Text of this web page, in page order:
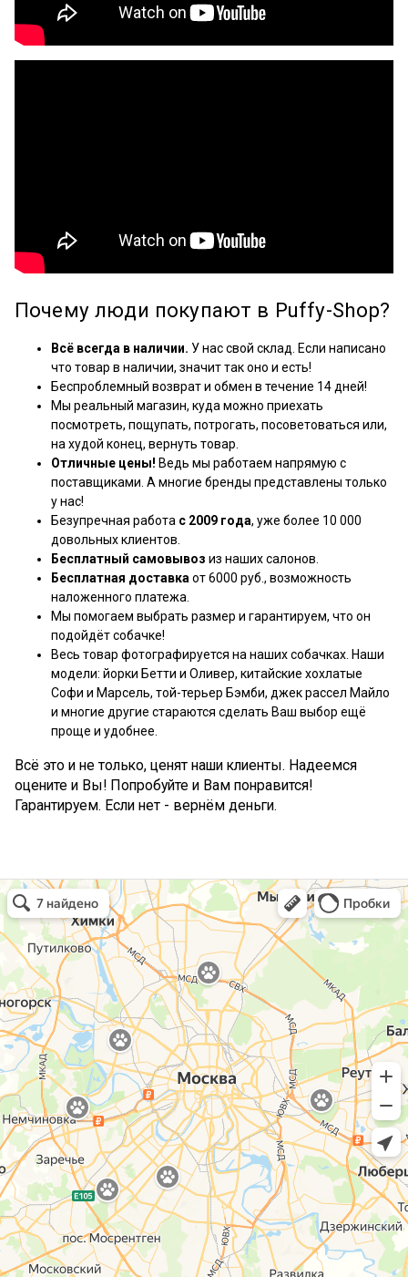
Почему люди покупают в Puffy-Shop?
Всё всегда в наличии. У нас свой склад. Если написано
что товар в наличии, значит так оно и есть!
Беспроблемный возврат и обмен в течение 14 дней!
Мы реальный магазин, куда можно приехать
посмотреть, пощупать, потрогать, посоветоваться или,
на худой конец, вернуть товар.
Отличные цены! Ведь мы работаем напрямую с
поставщиками. А многие бренды представлены только
у нас!
Безупречная работа с 2009 года, уже более 10 000
довольных клиентов.
Бесплатный самовывоз из наших салонов.
Бесплатная доставка от 6000 руб., возможность
наложенного платежа.
Мы помогаем выбрать размер и гарантируем, что он
подойдёт собачке!
Весь товар фотографируется на наших собачках. Наши
модели: йорки Бетти и Оливер, китайские хохлатые
Софи и Марсель, той-терьер Бэмби, джек рассел Майло
и многие другие стараются сделать Ваш выбор ещё
проще и удобнее.
Всё это и не только, ценят наши клиенты. Надеемся
оцените и Вы! Попробуйте и Вам понравится!
Гарантируем. Если нет - вернём деньги.